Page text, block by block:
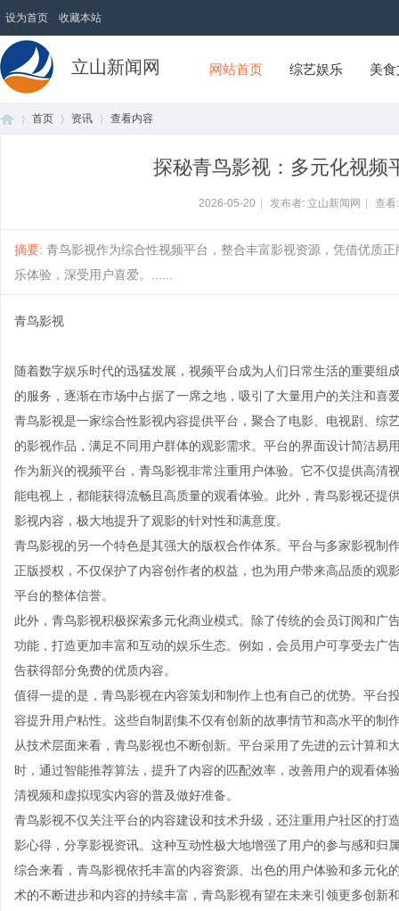
设为首页 收藏本站
立山新闻网 网站首页 综艺娱乐 美
首页 资讯 查看内容
探秘青鸟影视：多元化视频
2026-05-20 发布者: 立山新闻网 查
摘要: 青鸟影视作为综合性视频平台，整合丰富影视资源，凭借优质
乐体验，深受用户喜爱。......
青鸟影视
随着数字娱乐时代的迅猛发展，视频平台成为人们日常生活的重要组
的服务，逐渐在市场中占据了一席之地，吸引了大量用户的关注和喜
青鸟影视是一家综合性影视内容提供平台，聚合了电影、电视剧、综
的影视作品，满足不同用户群体的观影需求。平台的界面设计简洁易
作为新兴的视频平台，青鸟影视非常注重用户体验。它不仅提供高清
能电视上，都能获得流畅且高质量的观看体验。此外，青鸟影视还提
影视内容，极大地提升了观影的针对性和满意度。
青鸟影视的另一个特色是其强大的版权合作体系。平台与多家影视制
正版授权，不仅保护了内容创作者的权益，也为用户带来高品质的
平台的整体信誉。
此外，青鸟影视积极探索多元化商业模式。除了传统的会员订阅和
功能，打造更加丰富和互动的娱乐生态。例如，会员用户可享受去广
告获得部分免费的优质内容。
值得一提的是，青鸟影视在内容策划和制作上也有自己的优势。平台
容提升用户粘性。这些自制剧集不仅有创新的故事情节和高水平的制
从技术层面来看，青鸟影视也不断创新。平台采用了先进的云计算
时，通过智能推荐算法，提升了内容的匹配效率，改善用户的观看
清视频和虚拟现实内容的普及做好准备。
青鸟影视不仅关注平台的内容建设和技术升级，还注重用户社区的打
影心得，分享影视资讯。这种互动性极大地增强了用户的参与感和归
综合来看，青鸟影视依托丰富的内容资源、出色的用户体验和多元化
术的不断进步和内容的持续丰富，青鸟影视有望在未来引领更多创新